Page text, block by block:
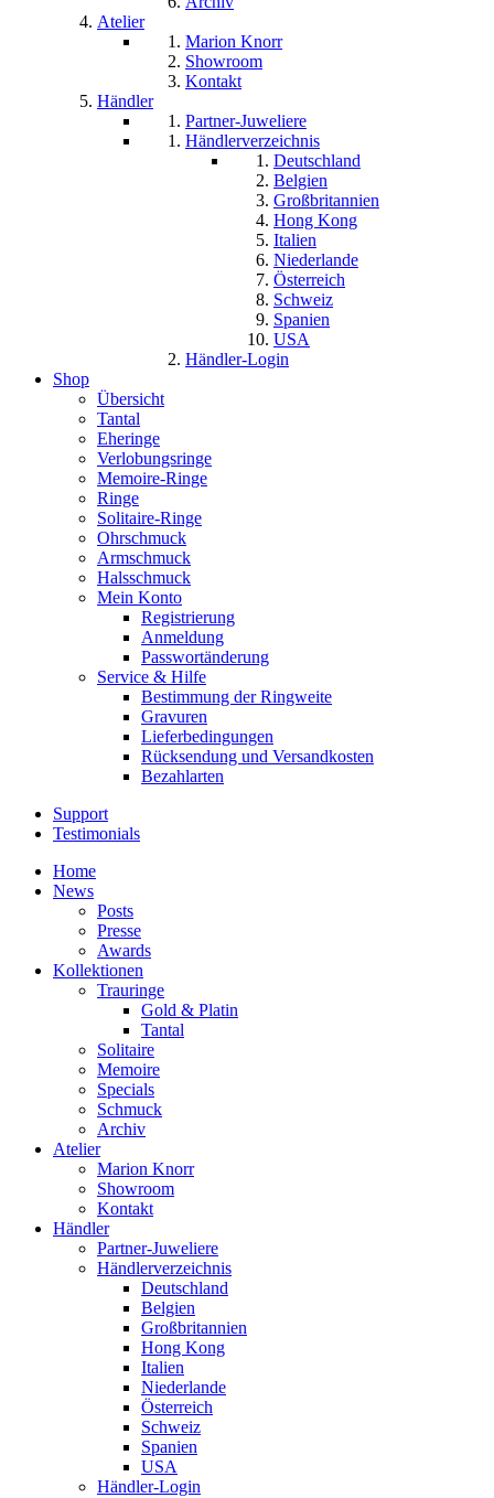
Atelier
Marion Knorr
Showroom
Kontakt
Händler
Partner-Juweliere
Händlerverzeichnis
Deutschland
Belgien
Großbritannien
Hong Kong
Italien
Niederlande
Österreich
Schweiz
Spanien
USA
Händler-Login
Shop
Übersicht
Tantal
Eheringe
Verlobungsringe
Memoire-Ringe
Ringe
Solitaire-Ringe
Ohrschmuck
Armschmuck
Halsschmuck
Mein Konto
Registrierung
Anmeldung
Passwortänderung
Service & Hilfe
Bestimmung der Ringweite
Gravuren
Lieferbedingungen
Rücksendung und Versandkosten
Bezahlarten
Support
Testimonials
Home
News
Posts
Presse
Awards
Kollektionen
Trauringe
Gold & Platin
Tantal
Solitaire
Memoire
Specials
Schmuck
Archiv
Atelier
Marion Knorr
Showroom
Kontakt
Händler
Partner-Juweliere
Händlerverzeichnis
Deutschland
Belgien
Großbritannien
Hong Kong
Italien
Niederlande
Österreich
Schweiz
Spanien
USA
Händler-Login